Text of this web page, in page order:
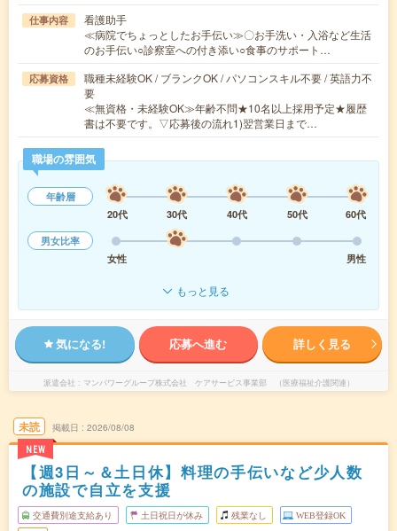
仕事内容
看護助手
≪病院でちょっとしたお手伝い≫〇お手洗い・入浴など生活
のお手伝い○診察室への付き添い○食事のサポート…
応募資格
職種未経験OK / ブランクOK / パソコンスキル不要 / 英語力不
要
≪無資格・未経験OK≫年齢不問★10名以上採用予定★履歴
書は不要です。▽応募後の流れ1)翌営業日まで…
職場の雰囲気
年齢層
20代
30代 40代 50代
60代
男女比率
女性
男性
もっと見る
気になる! 応募へ進む 詳しく見る
派遣会社 マンパワーグループ株式会社 ケアサービス事業部 （医療福祉介護関連）
未読
NEW
掲載日 2026/08/08
【週3日～＆土日休】料理の手伝いなど少人数
の施設で自立を支援
交通費別途支給あり 土日祝日が休み 残業なし WEB登録OK